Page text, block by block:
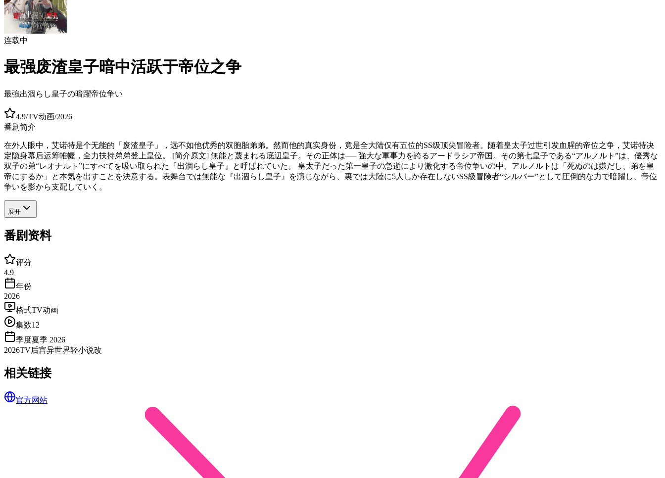
连载中
最强废渣皇子暗中活跃于帝位之争
最強出涸らし皇子の暗躍帝位争い
4.9/TV动画/2026
番剧简介
在外人眼中，艾诺特是个无能的「废渣皇子」，远不如他优秀的双胞胎弟弟。然而他的真实身份，竟是全大陆仅有五位的SS级顶尖冒险者。随着皇太子过世引发血腥的帝位之争，艾诺特决
定隐身幕后运筹帷幄，全力扶持弟弟登上皇位。 [简介原文] 無能と蔑まれる底辺皇子。その正体は── 強大な軍事力を誇るアードラシア帝国。その第七皇子である“アルノルト”は、優秀な
双子の弟“レオナルト”にすべてを吸い取られた『出涸らし皇子』と呼ばれていた。 皇太子だった第一皇子の急逝により激化する帝位争いの中、アルノルトは「死ぬのは嫌だし、弟を皇
帝にするか」と本気を出すことを決意する。表舞台では無能な『出涸らし皇子』を演じながら、裏では大陸に5人しか存在しないSS級冒険者“シルバー”として圧倒的な力で暗躍し、帝位
争いを影から支配していく。
展开
番剧资料
评分
4.9
年份
2026
格式TV动画
集数12
季度夏季 2026
2026TV后宫异世界轻小说改
相关链接
官方网站